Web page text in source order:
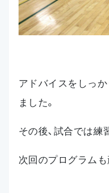
アドバイスをしっ
ました。
その後、試合では練
次回のプログラムも